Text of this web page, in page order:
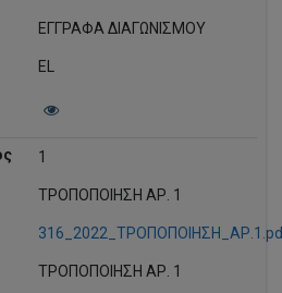
ΕΓΓΡΑΦΑ ΔΙΑΓΩΝΙΣΜΟΥ
EL
1
ΤΡΟΠΟΠΟΙΗΣΗ ΑΡ. 1
ΤΡΟΠΟΠΟΙΗΣΗ ΑΡ. 1